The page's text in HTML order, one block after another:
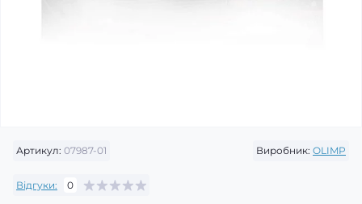
Артикул: 07987-01 Виробник: OLIMP
Відгуки: 0